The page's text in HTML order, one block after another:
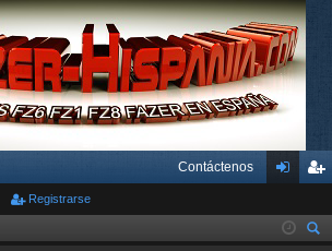
Contáctenos
nti ist
Registrarse